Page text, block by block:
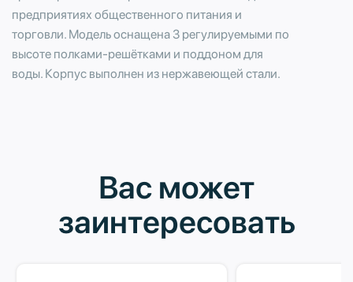
предприятиях общественного питания и
торговли. Модель оснащена 3 регулируемыми по
высоте полками-решётками и поддоном для
воды. Корпус выполнен из нержавеющей стали.
Вас может
заинтересовать